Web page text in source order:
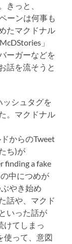
きっと、
ーンは何事も
たマクドナル
」
ーガーなどを
話を流そうと
ッシュタグを
。マクドナル
からのTweet
ち)が
finding a fake
中につめが
やき始め
話や、マクド
いった話が
けてしまっ
使って、意図